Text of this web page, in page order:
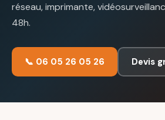
réseau, imprimante,
48h.
📞 06 05 26 05 26 Devis